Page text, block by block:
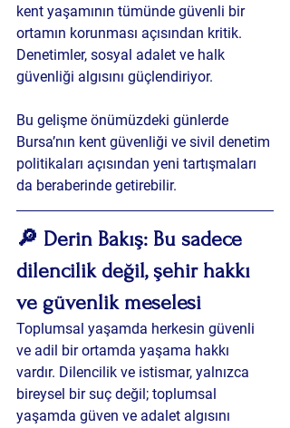
kent yaşamının tümünde güvenli bir
ortamın korunması açısından kritik.
Denetimler, sosyal adalet ve halk
güvenliği algısını güçlendiriyor.
Bu gelişme önümüzdeki günlerde
Bursa’nın kent güvenliği ve sivil denetim
politikaları açısından yeni tartışmaları
da beraberinde getirebilir.
🔎 Derin Bakış: Bu sadece
dilencilik değil, şehir hakkı
ve güvenlik meselesi
Toplumsal yaşamda herkesin güvenli
ve adil bir ortamda yaşama hakkı
vardır. Dilencilik ve istismar, yalnızca
bireysel bir suç değil; toplumsal
yaşamda güven ve adalet algısını